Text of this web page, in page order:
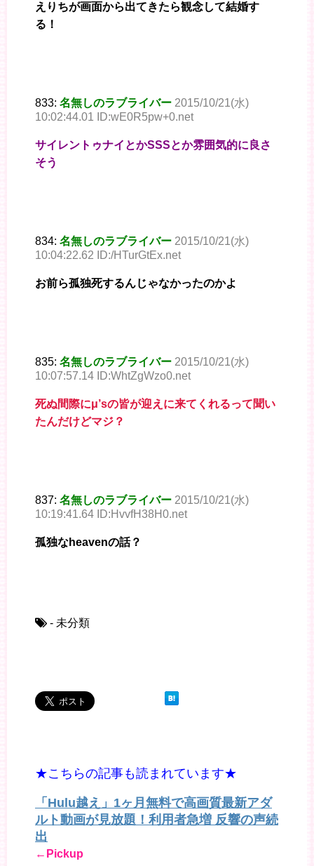
えりちが画面から出てきたら観念して結婚す
る！
833: 名無しのラブライバー 2015/10/21(水)
10:02:44.01 ID:wE0R5pw+0.net
サイレントゥナイとかSSSとか雰囲気的に良さ
そう
834: 名無しのラブライバー 2015/10/21(水)
10:04:22.62 ID:/HTurGtEx.net
お前ら孤独死するんじゃなかったのかよ
835: 名無しのラブライバー 2015/10/21(水)
10:07:57.14 ID:WhtZgWzo0.net
死ぬ間際にμ’sの皆が迎えに来てくれるって聞い
たんだけどマジ？
837: 名無しのラブライバー 2015/10/21(水)
10:19:41.64 ID:HvvfH38H0.net
孤独なheavenの話？
- 未分類
★こちらの記事も読まれています★
「Hulu越え」1ヶ月無料で高画質最新アダ
ルト動画が見放題！利用者急増 反響の声続
出
←Pickup